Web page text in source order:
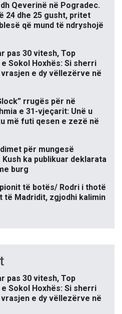
Qeverinë në Pogradec.
24 dhe 25 gusht, pritet
që mund të ndryshojë
pas 30 vitesh, Top
Sokol Hoxhës: Si sherri
e dy vëllezërve në
rrugës për në
e 31-vjeçarit: Unë u
më futi qesen e zezë në
për mungesë
ka publikuar deklarata
burg
të botës/ Rodri i thotë
të Madridit, zgjodhi kalimin
pas 30 vitesh, Top
Sokol Hoxhës: Si sherri
e dy vëllezërve në